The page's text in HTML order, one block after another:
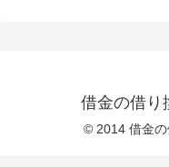
借金の借り
© 2014 借金の